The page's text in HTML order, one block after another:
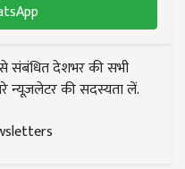
संबंधित देशभर की सभी
न्यूज़लेटर की सदस्यता लें.